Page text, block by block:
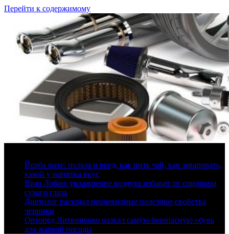
Перейти к содержимому
Йерба мате: польза и вред, как пить чай, как заваривать,
какой у напитка вкус
Врач Лобан: увлажнение воздуха избавит от синдрома
сухого глаза
Диетолог раскрыл неочевидные полезные свойства
черники
Ортопед Литвиненко назвал самую безопасную обувь
для жаркой погоды